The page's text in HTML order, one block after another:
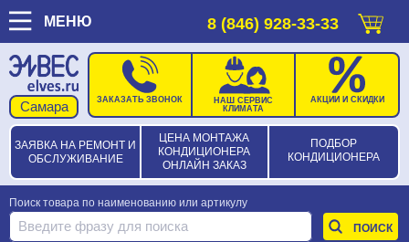
МЕНЮ 8 (846) 928-33-33
ЗАЯВКА НА РЕМОНТ И
ОБСЛУЖИВАНИЕ
ЦЕНА МОНТАЖА
КОНДИЦИОНЕРА
ОНЛАЙН ЗАКАЗ
ПОДБОР
КОНДИЦИОНЕРА
ЗАКАЗАТЬ ЗВОНОК
НАШ СЕРВИС
КЛИМАТА
АКЦИИ И СКИДКИ
Поиск товара по наименованию или артикулу